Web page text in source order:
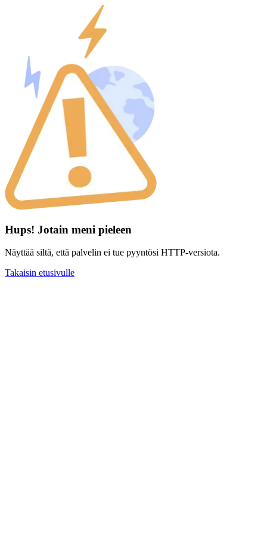
Hups! Jotain meni pieleen
Näyttää siltä, että palvelin ei tue pyyntösi HTTP-versiota.
Takaisin etusivulle